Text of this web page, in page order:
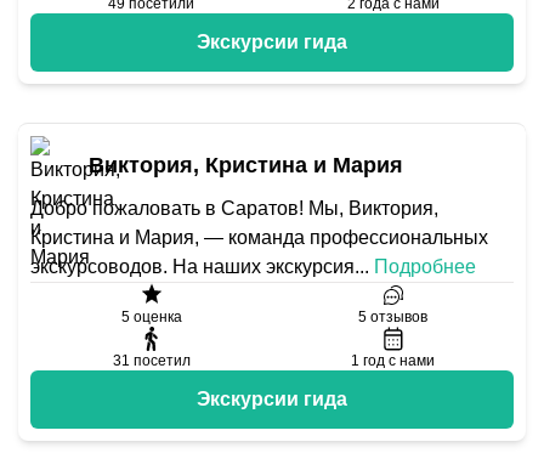
49 посетили 2 года с нами
Экскурсии гида
Виктория, Кристина и Мария
Добро пожаловать в Саратов! Мы, Виктория,
Кристина и Мария, — команда профессиональных
экскурсоводов. На наших экскурсия... Подробнее
5оценка 5 отзывов
31 посетил 1 год с нами
Экскурсии гида